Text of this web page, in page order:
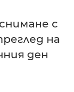
с
на
ден